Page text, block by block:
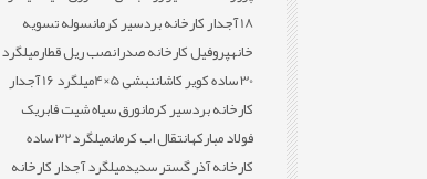
18 آجدار کارخانه بردسیر کرمان
سوله تسویه
خانهپروفیل کارخانه صدرانصب ریل قطارمیلگرد
30 ساده کویر کاشان
نبشی 5×4
میلگرد 16 آجدار
کارخانه بردسیر کرمانورق سیاه شیت فابریک
فولاد مبارکهانتقال اب کرمان
میلگرد32 ساده
کارخانه آذر گستر سدیدمیلگرد آجدار کارخانه